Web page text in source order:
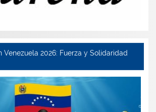
Venezuela 2026: Fuerza y Solidaridad